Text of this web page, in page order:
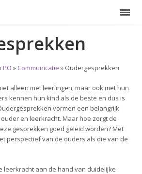
PO » Communicatie » Oudergesprekken
alleen met leerlingen, maar ook met hun
kennen hun kind als de beste en dus is
vormen een belangrijk
en leerkracht. Maar hoe zorgt de
gesprekken goed geleid worden? Met
perspectief van de ouders als die van de
leerkracht aan de hand van duidelijke